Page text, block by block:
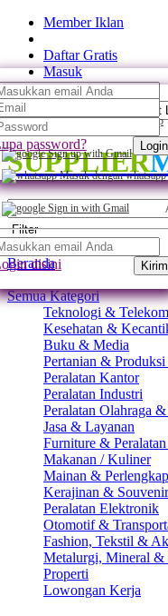
Member Iklan
Daftar Gratis
Daftar dengan whatsapp
Sign up with Gmail
Masuk
password? Login
Masuk dengan whatsapp
Sign in with Gmail
disini Kirim
SUPPLIER
Filter
Beranda
Semua Kategori
Teknologi &
Kesehatan &
Buku & Media
Pertanian & Produksi
Peralatan Kantor
Peralatan Industri
Peralatan Olahraga
Jasa & Layanan
Furniture &
Makanan / Kuliner
Mainan &
Kerajinan & Souvenir
Peralatan Elektronik
Otomotif &
Fashion, Tekstil &
Metalurgi, Mineral &
Properti
Lowongan Kerja